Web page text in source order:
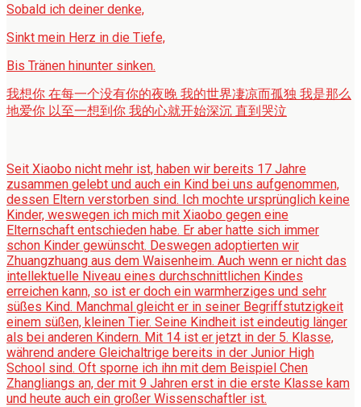
Sobald ich deiner denke,
Sinkt mein Herz in die Tiefe,
Bis Tränen hinunter sinken.
我想你 在每一个没有你的夜晚 我的世界凄凉而孤独 我是那么
地爱你 以至一想到你 我的心就开始深沉 直到哭泣
Seit Xiaobo nicht mehr ist, haben wir bereits 17 Jahre
zusammen gelebt und auch ein Kind bei uns aufgenommen,
dessen Eltern verstorben sind. Ich mochte ursprünglich keine
Kinder, weswegen ich mich mit Xiaobo gegen eine
Elternschaft entschieden habe. Er aber hatte sich immer
schon Kinder gewünscht. Deswegen adoptierten wir
Zhuangzhuang aus dem Waisenheim. Auch wenn er nicht das
intellektuelle Niveau eines durchschnittlichen Kindes
erreichen kann, so ist er doch ein warmherziges und sehr
süßes Kind. Manchmal gleicht er in seiner Begriffstutzigkeit
einem süßen, kleinen Tier. Seine Kindheit ist eindeutig länger
als bei anderen Kindern. Mit 14 ist er jetzt in der 5. Klasse,
während andere Gleichaltrige bereits in der Junior High
School sind. Oft sporne ich ihn mit dem Beispiel Chen
Zhangliangs an, der mit 9 Jahren erst in die erste Klasse kam
und heute auch ein großer Wissenschaftler ist.